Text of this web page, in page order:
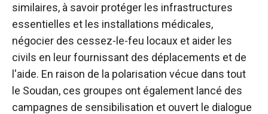
similaires, à savoir protéger les infrastructures
essentielles et les installations médicales,
négocier des cessez-le-feu locaux et aider les
civils en leur fournissant des déplacements et de
l'aide. En raison de la polarisation vécue dans tout
le Soudan, ces groupes ont également lancé des
campagnes de sensibilisation et ouvert le dialogue